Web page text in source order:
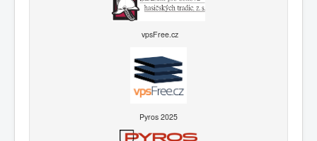
vpsFree.cz
Pyros 2025